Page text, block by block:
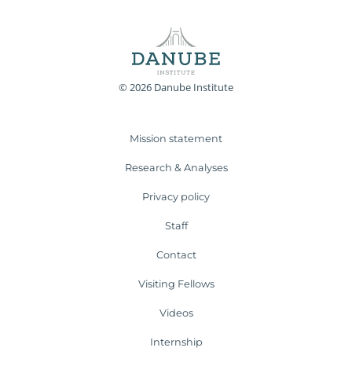
© 2026 Danube Institute
Mission statement
Research & Analyses
Privacy policy
Staff
Contact
Visiting Fellows
Videos
Internship